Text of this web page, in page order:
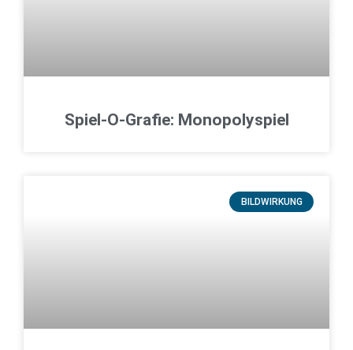
Spiel-O-Grafie: Monopolyspiel
BILDWIRKUNG